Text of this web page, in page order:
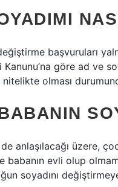
başvuruları
göre ad ve
nitelikte olması
anlaşılacağı üzere,
babanın evli olup
soyadını